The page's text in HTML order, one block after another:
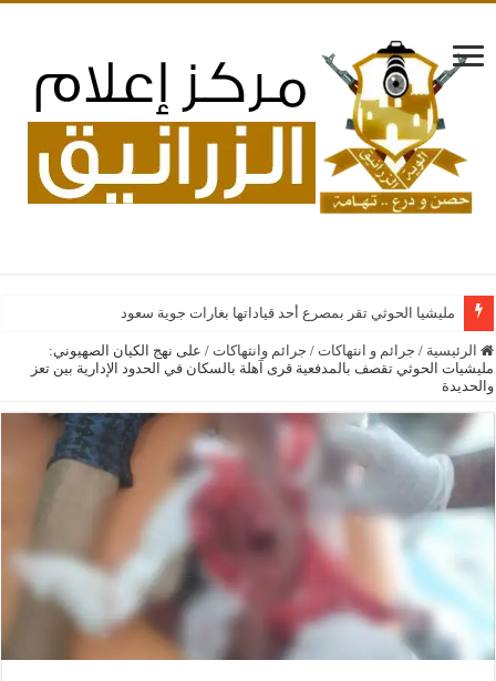
مليشيا الحوثي تقر بمصرع أحد قياداتها بغارات جوية سعودية على فصائل إيرانية
الرئيسية / جرائم و انتهاكات / جرائم وانتهاكات / على نهج الكيان الصهيوني:
مليشيات الحوثي تقصف بالمدفعية قرى آهلة بالسكان في الحدود الإدارية بين تعز
والحديدة